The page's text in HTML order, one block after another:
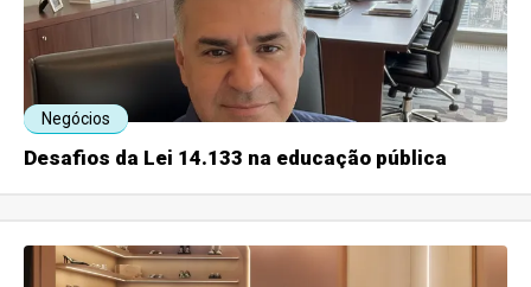
Negócios
Desafios da Lei 14.133 na educação pública